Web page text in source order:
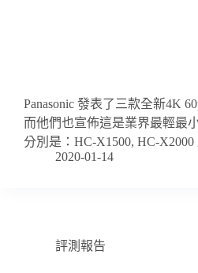
Panasonic 發表了三款全新4K
而他們也宣佈這是業界最輕最
分別是：HC-X1500, HC-X2000
2020-01-14
評測報告